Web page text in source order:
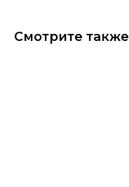
Смотрите также